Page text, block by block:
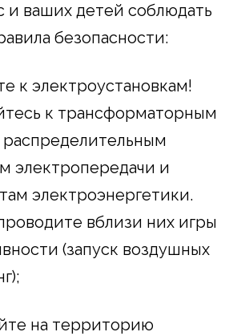
и ваших детей соблюдать
безопасности:
к электроустановкам!
к трансформаторным
электропередачи и
электроэнергетики.
вблизи них игры
(запуск воздушных
на территорию